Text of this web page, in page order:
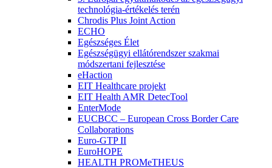
technológia-értékelés terén
Chrodis Plus Joint Action
ECHO
Egészséges Élet
Egészségügyi ellátórendszer szakmai
módszertani fejlesztése
eHaction
EIT Healthcare projekt
EIT Health AMR DetecTool
EnterMode
EUCBCC – European Cross Border Care
Collaborations
Euro-GTP II
EuroHOPE
HEALTH PROMeTHEUS